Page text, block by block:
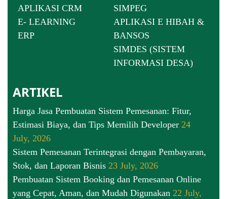
APLIKASI CRM
E- LEARNING
ERP
SIMPEG
APLIKASI E HIBAH &
BANSOS
SIMDES (SISTEM
INFORMASI DESA)
ARTIKEL
Harga Jasa Pembuatan Sistem Pemesanan: Fitur,
Estimasi Biaya, dan Tips Memilih Developer 24
July, 2026
Sistem Pemesanan Terintegrasi dengan Pembayaran,
Stok, dan Laporan Bisnis 23 July, 2026
Pembuatan Sistem Booking dan Pemesanan Online
yang Cepat, Aman, dan Mudah Digunakan 22 July,